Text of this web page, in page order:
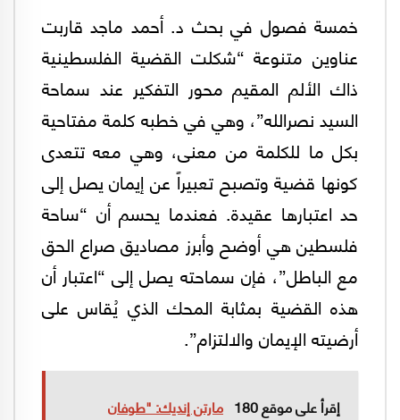
خمسة فصول في بحث د. أحمد ماجد قاربت
عناوين متنوعة “شكلت القضية الفلسطينية
ذاك الألم المقيم محور التفكير عند سماحة
السيد نصرالله”، وهي في خطبه كلمة مفتاحية
بكل ما للكلمة من معنى، وهي معه تتعدى
كونها قضية وتصبح تعبيراً عن إيمان يصل إلى
حد اعتبارها عقيدة. فعندما يحسم أن “ساحة
فلسطين هي أوضح وأبرز مصاديق صراع الحق
مع الباطل”، فإن سماحته يصل إلى “اعتبار أن
هذه القضية بمثابة المحك الذي يُقاس على
أرضيته الإيمان والالتزام”.
إقرأ على موقع 180
مارتن إنديك: "طوفان